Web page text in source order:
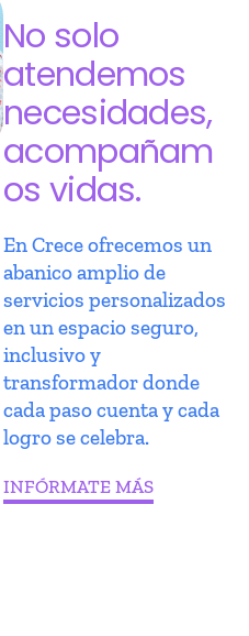
No solo
atendemos
necesidades,
acompañam
os vidas.
En Crece ofrecemos un
abanico amplio de
servicios personalizados
en un espacio seguro,
inclusivo y
transformador donde
cada paso cuenta y cada
logro se celebra.
INFÓRMATE MÁS